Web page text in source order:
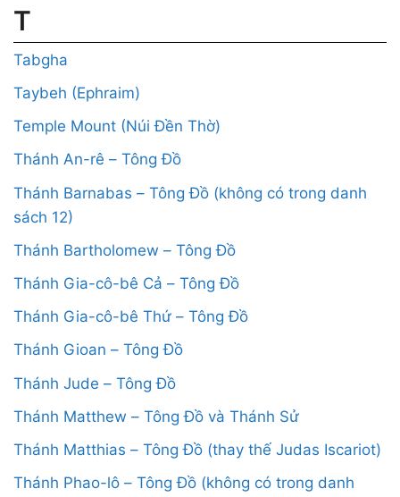
T
Tabgha
Taybeh (Ephraim)
Temple Mount (Núi Đền Thờ)
Thánh An-rê – Tông Đồ
Thánh Barnabas – Tông Đồ (không có trong danh
sách 12)
Thánh Bartholomew – Tông Đồ
Thánh Gia-cô-bê Cả – Tông Đồ
Thánh Gia-cô-bê Thứ – Tông Đồ
Thánh Gioan – Tông Đồ
Thánh Jude – Tông Đồ
Thánh Matthew – Tông Đồ và Thánh Sử
Thánh Matthias – Tông Đồ (thay thế Judas Iscariot)
Thánh Phao-lô – Tông Đồ (không có trong danh